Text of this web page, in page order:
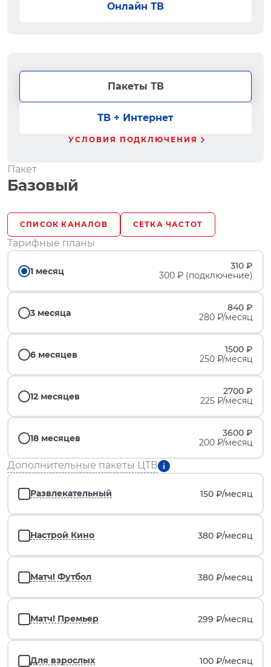
Онлайн ТВ
Пакеты ТВ
ТВ + Интернет
УСЛОВИЯ ПОДКЛЮЧЕНИЯ
Пакет
Базовый
СПИСОК КАНАЛОВ СЕТКА ЧАСТОТ
Тарифные планы
1 месяц
310 ₽
300 ₽ (подключение)
3 месяца
840 ₽
280 ₽/месяц
6 месяцев
1500 ₽
250 ₽/месяц
12 месяцев
2700 ₽
225 ₽/месяц
18 месяцев
3600 ₽
200 ₽/месяц
Дополнительные пакеты ЦТВ
Развлекательный 150 ₽/месяц
Настрой Кино 380 ₽/месяц
Матч! Футбол 380 ₽/месяц
Матч! Премьер 299 ₽/месяц
Для взрослых 100 ₽/месяц